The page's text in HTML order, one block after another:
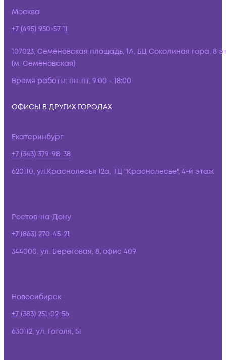
Москва
+7 (495) 950-57-11
107023, Семёновская площадь, 1А, БЦ Соколиная гора, 8
(м. Семёновская)
Время работы: пн-пт, 9:00 - 18:00
ОФИСЫ В ДРУГИХ ГОРОДАХ
Екатеринбург
+7 (343) 379-98-38
620110, ул.Краснолесья 12а, ТЦ "Краснолесье", 4-й этаж
Ростов-на-Дону
+7 (863) 270-45-21
344000, ул. Береговая, 8, офис 409
Новосибирск
+7 (383) 251-02-56
630112, ул. Гоголя, 51